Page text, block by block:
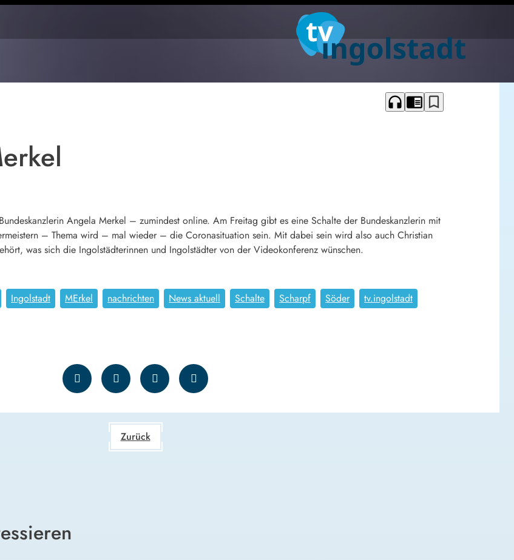
headphones chrome_reader_mode bookmark_border
Angela Merkel – zumindest online. Am Freitag gibt es eine Schalte der Bundeskanzlerin mit
– Thema wird – mal wieder – die Coronasituation sein. Mit dabei sein wird also auch Christian
was sich die Ingolstädterinnen und Ingolstädter von der Videokonferenz wünschen.
Ingolstadt MErkel nachrichten News aktuell Schalte Scharpf Söder
tv.ingolstadt
Zurück